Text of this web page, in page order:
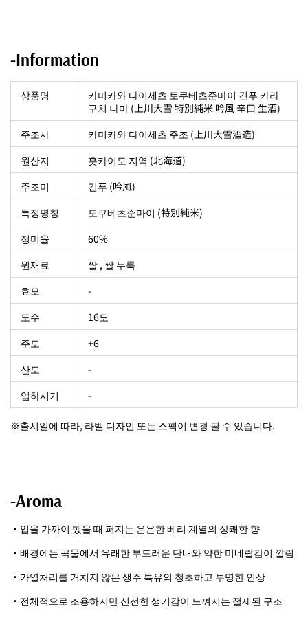
-Information
상품명
카미카와 다이세츠 토쿠베츠준마이 긴푸 카라
구치 나마 (上川大雪 特別純米 吟風 辛口 生酒)
주조사
카미카와 다이세츠 주조 (上川大雪酒造)
원산지
홋카이도 지역 (北海道)
주조미
긴푸 (吟風)
특정명칭
토쿠베츠준마이 (特別純米)
정미율
60%
원재료
쌀 , 쌀 누룩
효모
-
도수
16도
주도
+6
산도
-
입하시기
-
※출시일에 따라, 라벨 디자인 또는 스펙이 변경 될 수 있습니다.
-Aroma
・입을 가까이 했을 때 퍼지는 은은한 베리 계열의 상쾌한 향
・배경에는 곡물에서 유래한 부드러운 단내와 약한 미네랄감이 깔림
・가열처리를 거치지 않은 생주 특유의 청초하고 투명한 인상
・전체적으로 조용하지만 신선한 생기감이 느껴지는 절제된 구조